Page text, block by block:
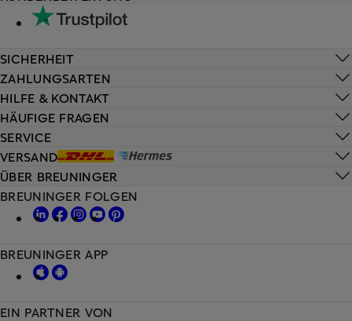
HILFE & KONTAKT
HÄUFIGE FRAGEN
SERVICE
VERSAND
SICHERHEIT
ZAHLUNGSARTEN
ÜBER BREUNINGER
EIN PARTNER VON
BREUNINGER FOLGEN
BREUNINGER APP